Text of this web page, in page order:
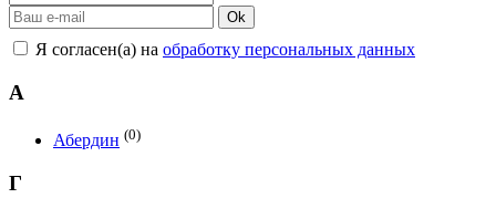
Ok
Я согласен(а) на обработку персональных данных
А
Абердин (0)
Г